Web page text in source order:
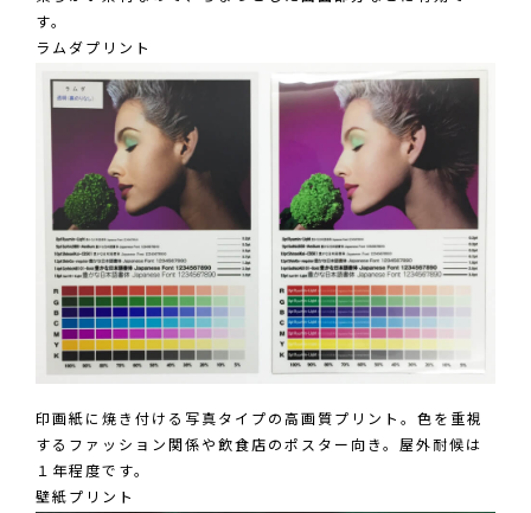
す。
ラムダプリント
印画紙に焼き付ける写真タイプの高画質プリント。色を重視
するファッション関係や飲食店のポスター向き。屋外耐候は
１年程度です。
壁紙プリント